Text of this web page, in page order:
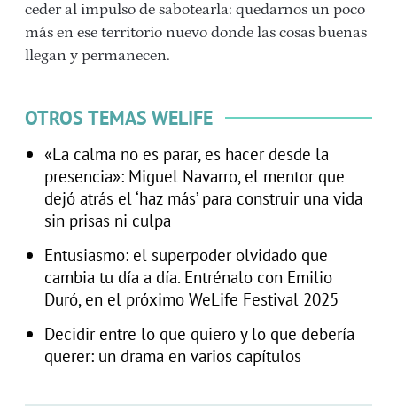
ceder al impulso de sabotearla: quedarnos un poco
más en ese territorio nuevo donde las cosas buenas
llegan y permanecen.
OTROS TEMAS WELIFE
«La calma no es parar, es hacer desde la
presencia»: Miguel Navarro, el mentor que
dejó atrás el ‘haz más’ para construir una vida
sin prisas ni culpa
Entusiasmo: el superpoder olvidado que
cambia tu día a día. Entrénalo con Emilio
Duró, en el próximo WeLife Festival 2025
Decidir entre lo que quiero y lo que debería
querer: un drama en varios capítulos